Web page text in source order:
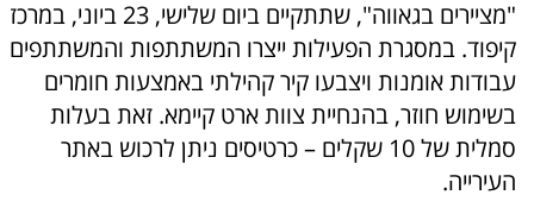
"מציירים בגאווה", שתתקיים ביום שלישי, 23 ביוני, במרכז
קיפוד. במסגרת הפעילות ייצרו המשתתפות והמשתתפים
עבודות אומנות ויצבעו קיר קהילתי באמצעות חומרים
בשימוש חוזר, בהנחיית צוות ארט קיימא. זאת בעלות
סמלית של 10 שקלים – כרטיסים ניתן לרכוש באתר
העירייה.